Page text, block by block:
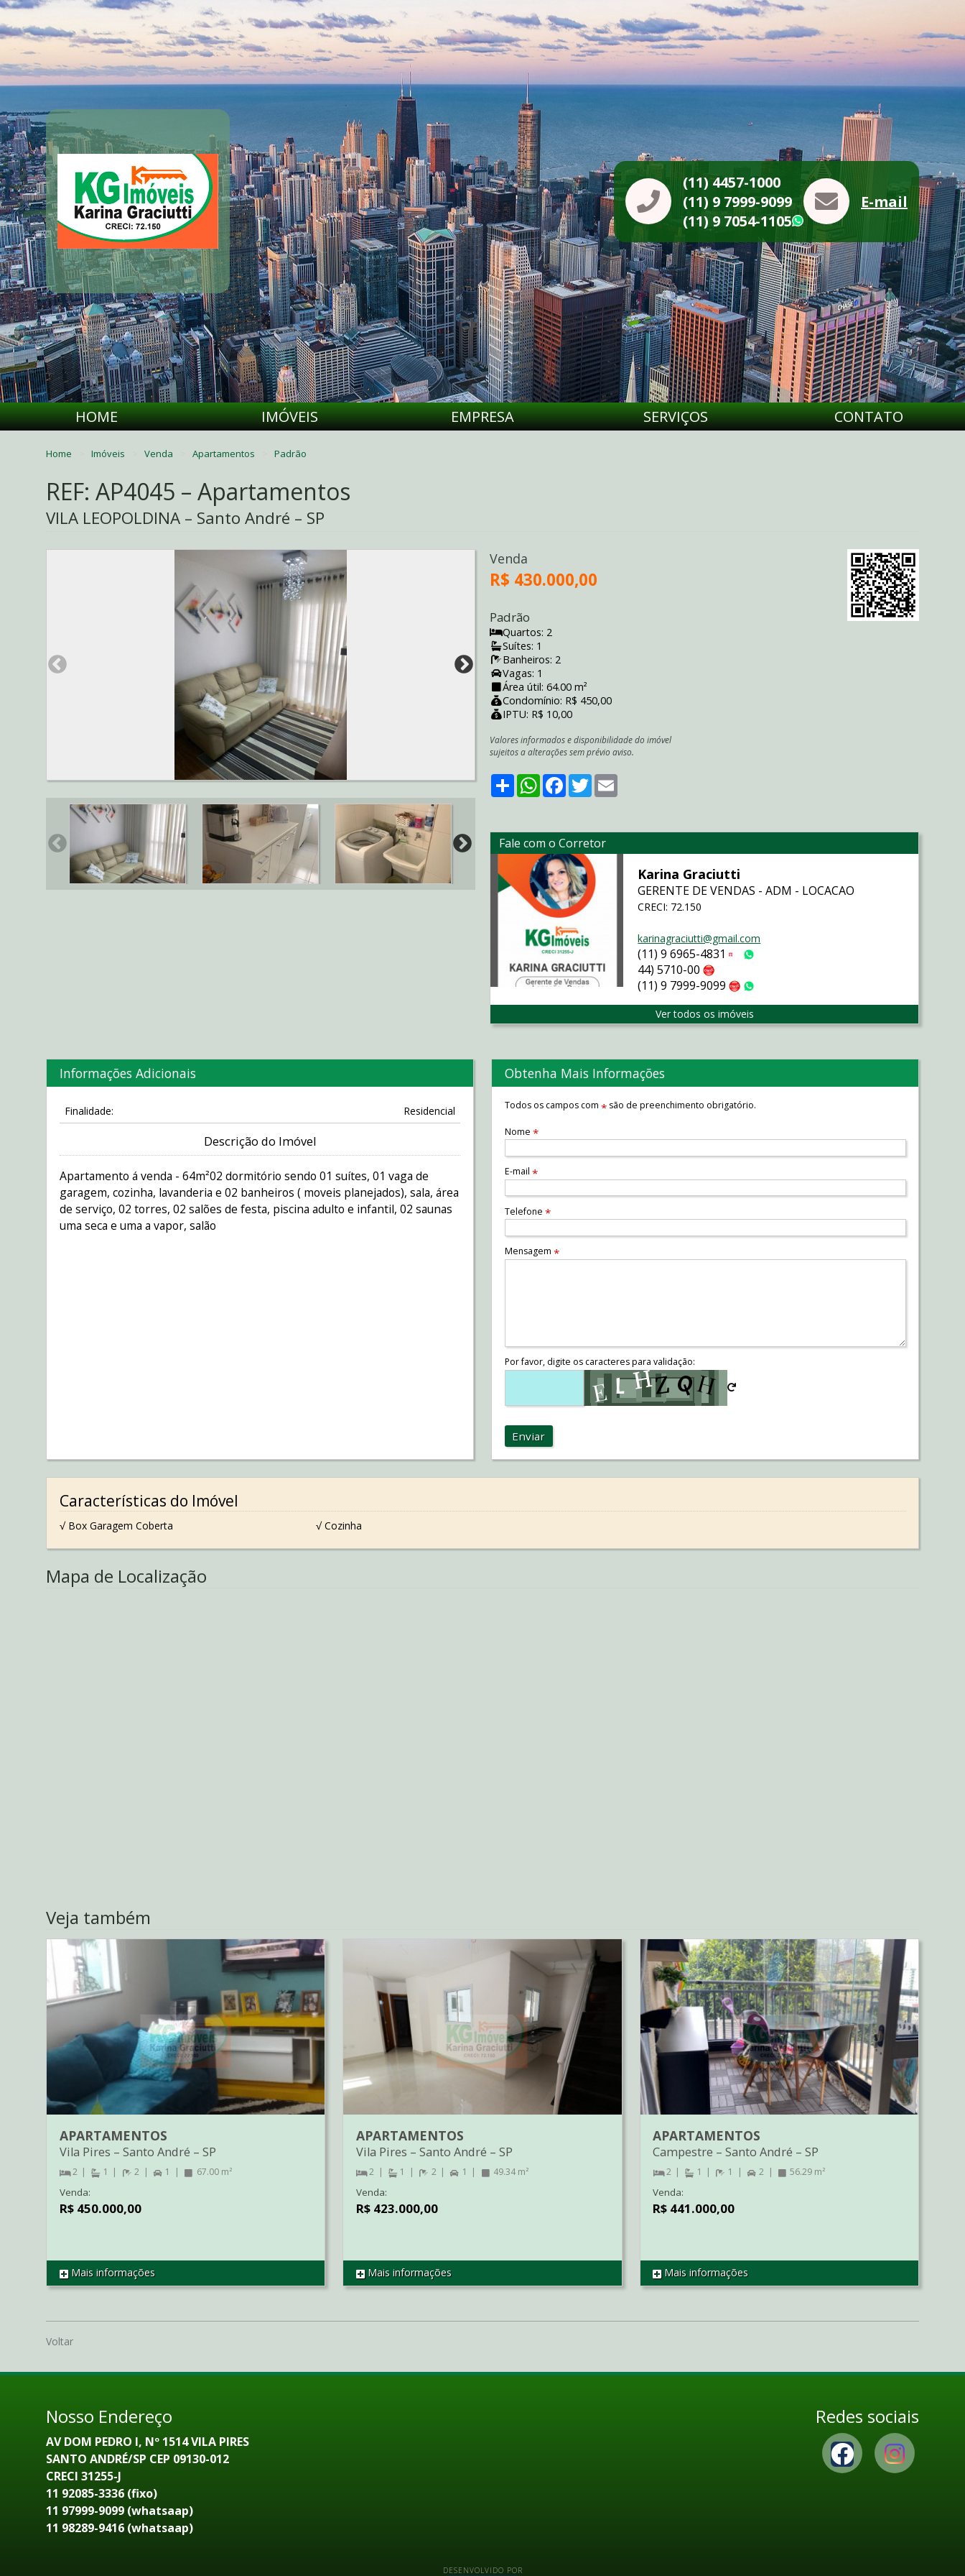
(11) 4457-1000
(11) 9 7999-9099
(11) 9 7054-1105
WhatsApp
E-mail
HOME IMÓVEIS EMPRESA SERVIÇOS CONTATO
Home Imóveis Venda Apartamentos Padrão
REF: AP4045 – Apartamentos
VILA LEOPOLDINA – Santo André – SP
Venda
R$ 430.000,00
Padrão
Quartos: 2
Suítes: 1
Banheiros: 2
Vagas: 1
Área útil: 64.00 m²
Condomínio: R$ 450,00
IPTU: R$ 10,00
Valores informados e disponibilidade do imóvel
sujeitos a alterações sem prévio aviso.
ShareWhatsApp
Facebook
Twitter
Fale com o Corretor
Karina Graciutti
GERENTE DE VENDAS - ADM - LOCACAO
CRECI: 72.150
karinagraciutti@gmail.com
(11) 9 6965-4831 Tim
44) 5710-00
(11) 9 7999-9099 Claro
Ver todos os imóveis
Informações Adicionais
Finalidade: Residencial
Descrição do Imóvel
Apartamento á venda - 64m²02 dormitório sendo 01 suítes, 01 vaga de
garagem, cozinha, lavanderia e 02 banheiros ( moveis planejados), sala, área
de serviço, 02 torres, 02 salões de festa, piscina adulto e infantil, 02 saunas
uma seca e uma a vapor, salão
Obtenha Mais Informações
Todos os campos com *são de preenchimento obrigatório.
Nome *
E-mail *
Telefone *
Mensagem *
Por favor, digite os caracteres para validação:
Enviar
Características do Imóvel
√ Box Garagem Coberta √ Cozinha
Mapa de Localização
Veja também
REF AP2574
APARTAMENTOS
Vila Pires – Santo André – SP
2 1 2 1 67.00 m²
Venda:
R$ 450.000,00
Mais informações REF AP2676
APARTAMENTOS
Vila Pires – Santo André – SP
2 1 2 1 49.34 m²
Venda:
R$ 423.000,00
Mais informações REF AP2199
APARTAMENTOS
Campestre –Santo André –SP
2 1 1 2 56.29 m²
Venda:
R$ 441.000,00
Mais informações
Voltar
Nosso Endereço
AV DOM PEDRO I, Nº 1514 VILA PIRES
SANTO ANDRÉ/SP CEP 09130-012
CRECI 31255-J
11 92085-3336 (fixo)
11 97999-9099 (whatsaap)
11 98289-9416 (whatsaap)
Redes sociais
DESENVOLVIDO POR